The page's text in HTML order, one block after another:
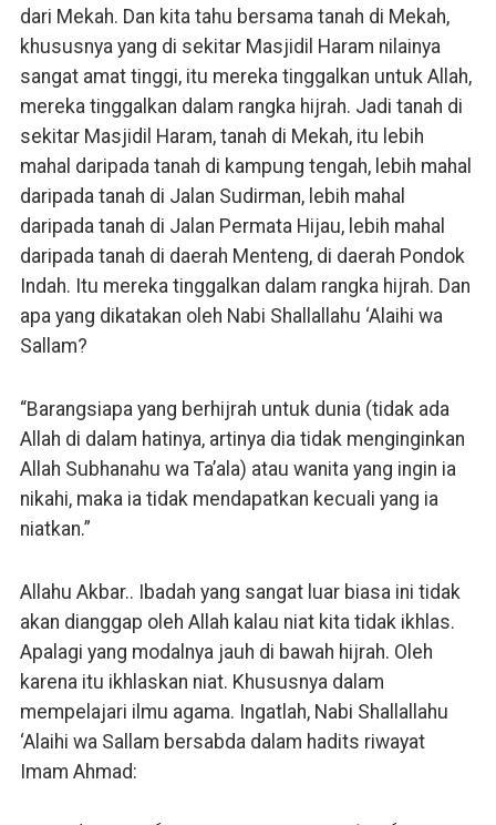
dari Mekah. Dan kita tahu bersama tanah di Mekah,
khususnya yang di sekitar Masjidil Haram nilainya
sangat amat tinggi, itu mereka tinggalkan untuk Allah,
mereka tinggalkan dalam rangka hijrah. Jadi tanah di
sekitar Masjidil Haram, tanah di Mekah, itu lebih
mahal daripada tanah di kampung tengah, lebih mahal
daripada tanah di Jalan Sudirman, lebih mahal
daripada tanah di Jalan Permata Hijau, lebih mahal
daripada tanah di daerah Menteng, di daerah Pondok
Indah. Itu mereka tinggalkan dalam rangka hijrah. Dan
apa yang dikatakan oleh Nabi Shallallahu ‘Alaihi wa
Sallam?
“Barangsiapa yang berhijrah untuk dunia (tidak ada
Allah di dalam hatinya, artinya dia tidak menginginkan
Allah Subhanahu wa Ta’ala) atau wanita yang ingin ia
nikahi, maka ia tidak mendapatkan kecuali yang ia
niatkan.”
Allahu Akbar.. Ibadah yang sangat luar biasa ini tidak
akan dianggap oleh Allah kalau niat kita tidak ikhlas.
Apalagi yang modalnya jauh di bawah hijrah. Oleh
karena itu ikhlaskan niat. Khususnya dalam
mempelajari ilmu agama. Ingatlah, Nabi Shallallahu
‘Alaihi wa Sallam bersabda dalam hadits riwayat
Imam Ahmad: